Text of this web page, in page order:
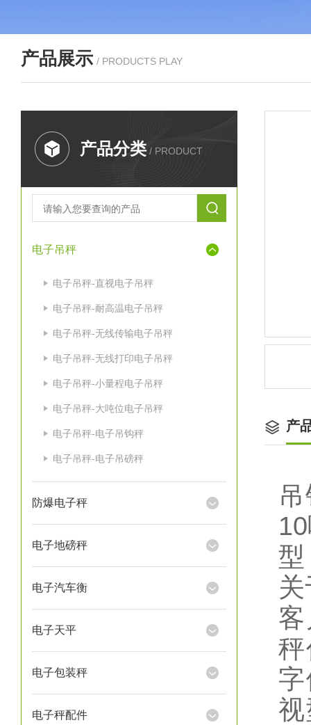
产品展示 / PRODUCTS PLAY
产品分类 / PRODUCT
电子吊秤
电子吊秤-直视电子吊秤
电子吊秤-耐高温电子吊秤
电子吊秤-无线传输电子吊秤
电子吊秤-无线打印电子吊秤
电子吊秤-小量程电子吊秤
电子吊秤-大吨位电子吊秤
电子吊秤-电子吊钩秤
电子吊秤-电子吊磅秤
防爆电子秤
电子地磅秤
电子汽车衡
电子天平
电子包装秤
电子秤配件
产
型